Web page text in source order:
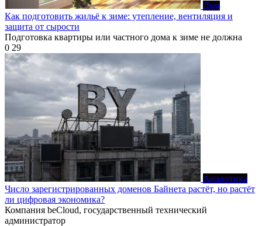
Дом
Как подготовить жильё к зиме: утепление, вентиляция и
защита от сырости
Подготовка квартиры или частного дома к зиме не должна
0 29
Аналитика
Число зарегистрированных доменов Байнета растёт, но растёт
ли цифровая экономика?
Компания beCloud, государственный технический
администратор